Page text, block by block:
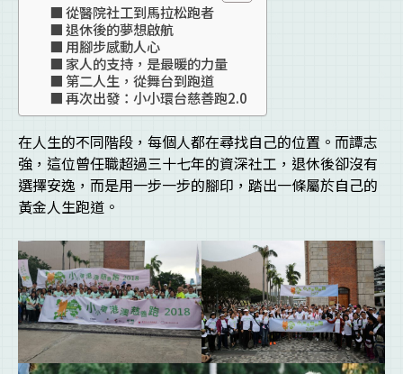
從醫院社工到馬拉松跑者
退休後的夢想啟航
用腳步感動人心
家人的支持，是最暖的力量
第二人生，從舞台到跑道
再次出發：小小環台慈善跑2.0
在人生的不同階段，每個人都在尋找自己的位置。而譚志
強，這位曾任職超過三十七年的資深社工，退休後卻沒有
選擇安逸，而是用一步一步的腳印，踏出一條屬於自己的
黃金人生跑道。